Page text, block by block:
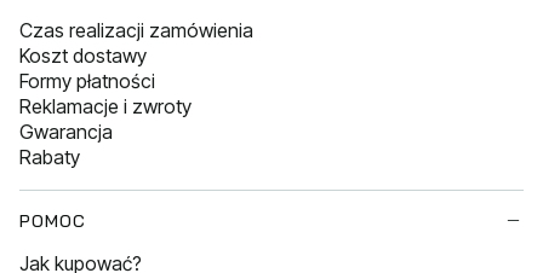
Czas realizacji zamówienia
Koszt dostawy
Formy płatności
Reklamacje i zwroty
Gwarancja
Rabaty
POMOC
Jak kupować?